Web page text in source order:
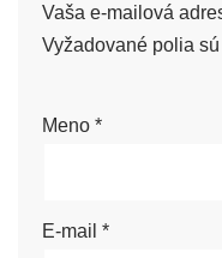
Vaša e-mailová
Vyžadované polia
Meno *
E-mail *